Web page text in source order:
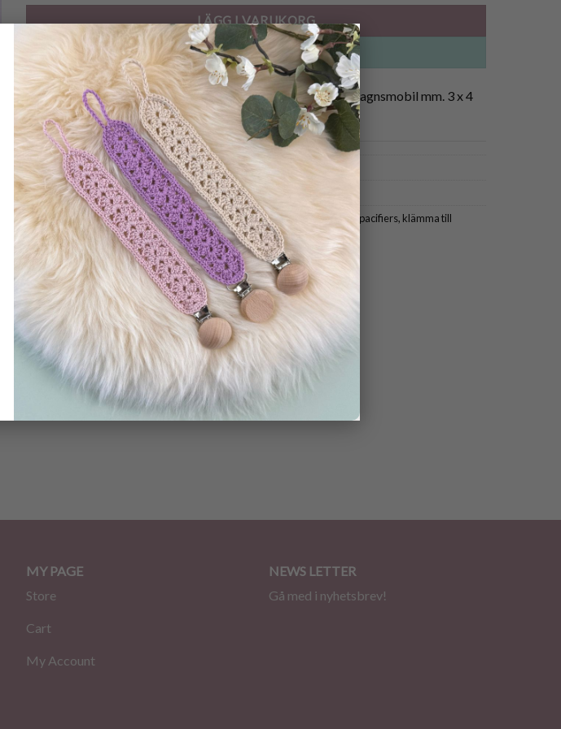
×
LÄGG I VARUKORG
BUY NOW
Transparent platsclips som passar bra till napphållare, barnvagnsmobil mm. 3 x 4
cm.
SKU:6031
Category:Crochet accessories
Tags: clips,clips for baby,clips for pacifier holders,clips for braces clips for pacifiers, klämma till
napphållare , napphållare clips
Dela:
REVIEWS (0)
MY PAGE
Store
Cart
My Account
NEWS LETTER
Gå med i nyhetsbrev!